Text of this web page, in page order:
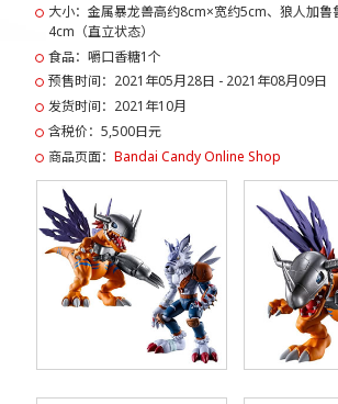
大小：金属暴龙兽高约8cm×宽约5cm、狼人加
4cm（直立状态）
食品：嚼口香糖1个
预售时间：2021年05月28日 - 2021年08月09日
发货时间：2021年10月
含税价：5,500日元
商品页面： Bandai Candy Online Shop